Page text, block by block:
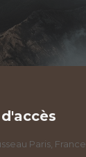
Paris, France